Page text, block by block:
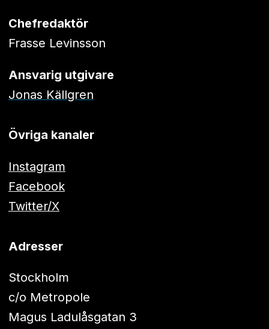
Chefredaktör
Frasse Levinsson
Ansvarig utgivare
Jonas Källgren
Övriga kanaler
Instagram
Facebook
Twitter/X
Adresser
Stockholm
c/o Metropole
Magus Ladulåsgatan 3